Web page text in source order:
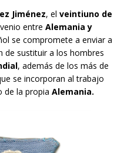
Jiménez, el veintiuno de
entre Alemania y
se compromete a enviar a
de sustituir a los hombres
, además de los más de
se incorporan al trabajo
de la propia Alemania.